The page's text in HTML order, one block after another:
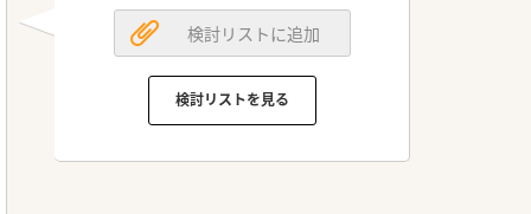
検討リストに追加
検討リストを見る